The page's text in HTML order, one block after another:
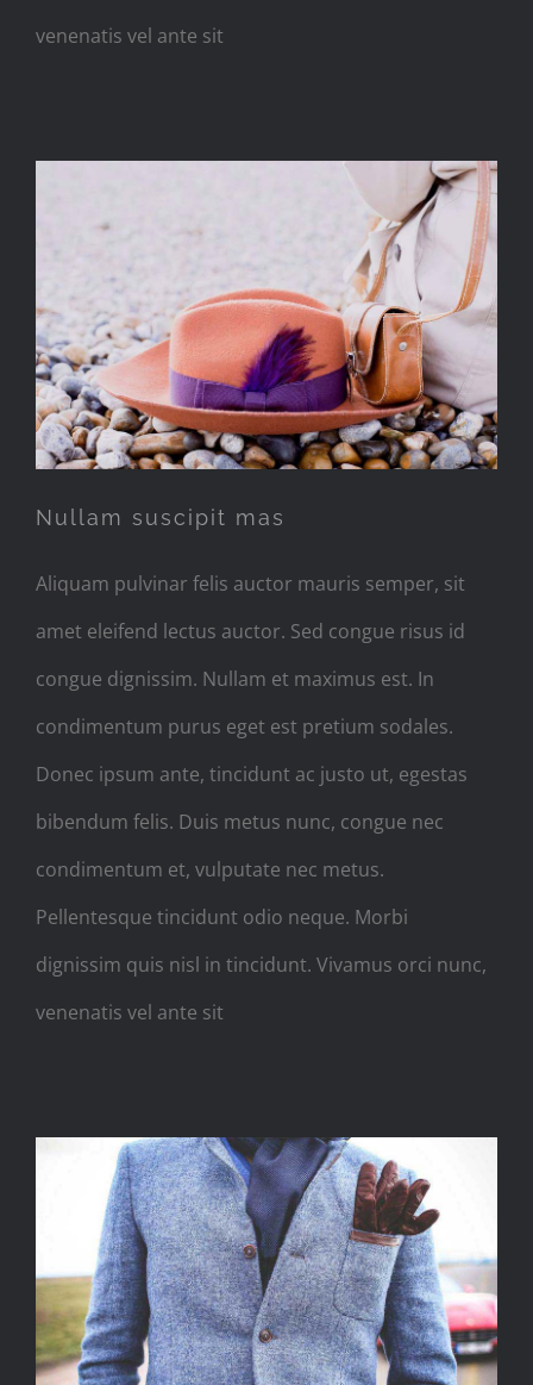
venenatis vel ante sit
Nullam suscipit mas
Nullam suscipit mas
Aliquam pulvinar felis auctor mauris semper, sit
amet eleifend lectus auctor. Sed congue risus id
congue dignissim. Nullam et maximus est. In
condimentum purus eget est pretium sodales.
Donec ipsum ante, tincidunt ac justo ut, egestas
bibendum felis. Duis metus nunc, congue nec
condimentum et, vulputate nec metus.
Pellentesque tincidunt odio neque. Morbi
dignissim quis nisl in tincidunt. Vivamus orci nunc,
venenatis vel ante sit
Invel tempor solli